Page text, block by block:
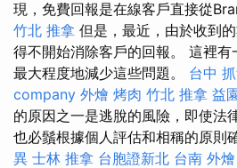
現，免費回報是在線客戶直接從
竹北 推拿 但是，最近，由於收到
得不開始消除客戶的回報。 這裡
最大程度地減少這些問題。 台中
company 外燴 烤肉 竹北 推拿 益
的原因之一是逃脫的風險，即使法
也必鬚根據個人評估和相稱的原則
異 士林 推拿 台胞證新北 台南 外燴